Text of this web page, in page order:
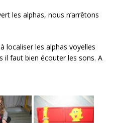
les alphas, nous n’arrêtons
localiser les alphas voyelles
il faut bien écouter les sons. A